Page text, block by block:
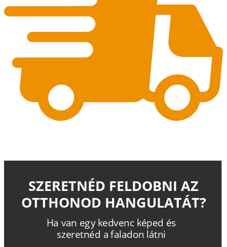
Ha van egy kedvenc képed és
szeretnéd a faladon látni
SZERETNÉD FELDOBNI AZ
OTTHONOD HANGULATÁT?